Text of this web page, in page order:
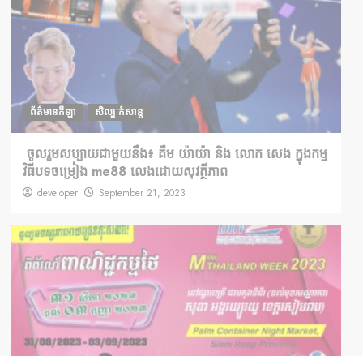
ព័ត៌មានកីឡា សិល្បៈកំសាន្ត
ចូលរួមសប្បាយជាមួយនឹង៖ គឹម យ៉ាយ៉ា និង លោក សេង ក្នុងកម្ម
វិធីបទចម្រៀង me88 លេងដោយសុវត្ថីភាព
developer September 21, 2023